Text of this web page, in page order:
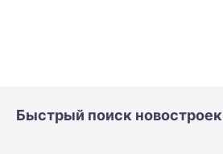
Быстрый поиск новостроек